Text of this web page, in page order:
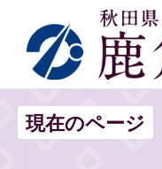
現在のページ